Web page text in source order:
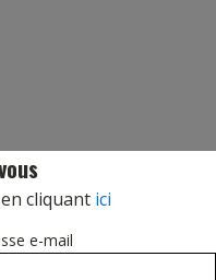
cliquant ici
e-mail